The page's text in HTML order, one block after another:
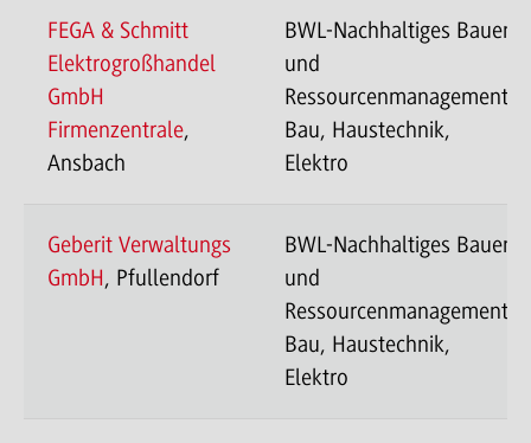
FEGA & Schmitt
Elektrogroßhandel
GmbH
Firmenzentrale,
Ansbach
BWL-Nachhaltiges Bauen
und
Ressourcenmanagement-
Bau, Haustechnik,
Elektro
Geberit Verwaltungs
GmbH, Pfullendorf
BWL-Nachhaltiges Bauen
und
Ressourcenmanagement-
Bau, Haustechnik,
Elektro